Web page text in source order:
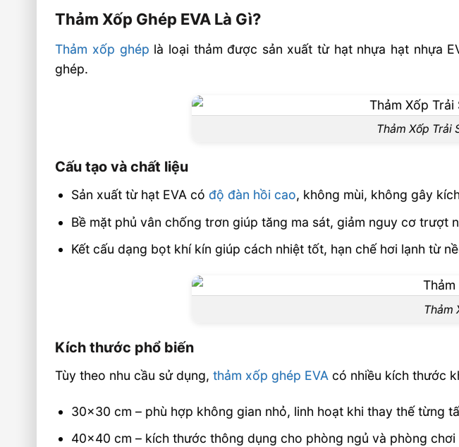
Chi Phí Hợp Lý So Với Giá Trị Mang Lại
Đình
📦 Chính sách dành cho đối tác & đại lý
Thảm Xốp Ghép EVA Là Gì?
Thảm xốp ghép là loại thảm được sản xuất từ hạt nhựa hạt nhựa
ghép.
Thảm Xốp Trải
Cấu tạo và chất liệu
Sản xuất từ hạt EVA cóđộ đàn hồi cao, không mùi, không gây
Bề mặt phủ vân chống trơn giúp tăng ma sát, giảm nguy cơ trượt
Kết cấu dạng bọt khí kín giúp cách nhiệt tốt, hạn chế hơi lạnh từ
Thảm
Kích thước phổ biến
Tùy theo nhu cầu sử dụng,thảm xốp ghép EVA có nhiều kích thước
30×30 cm – phù hợp không gian nhỏ, linh hoạt khi thay thế từng
40×40 cm – kích thước thông dụng cho phòng ngủ và phòng chơi